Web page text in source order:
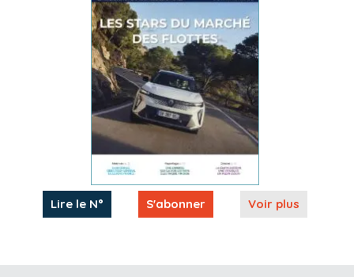
Lire le N° S'abonner Voir plus